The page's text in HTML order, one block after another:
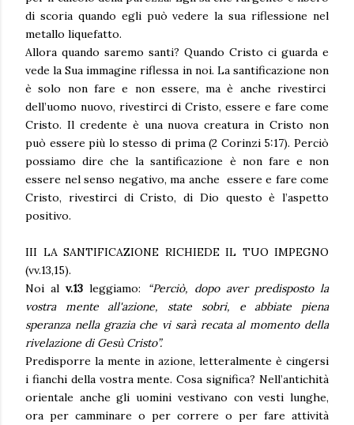
di scoria quando egli può vedere la sua riflessione nel
metallo liquefatto.
Allora quando saremo santi? Quando Cristo ci guarda e
vede la Sua immagine riflessa in noi. La santificazione non
è solo non fare e non essere, ma è anche rivestirci
dell’uomo nuovo, rivestirci di Cristo, essere e fare come
Cristo. Il credente è una nuova creatura in Cristo non
può essere più lo stesso di prima (2 Corinzi 5:17). Perciò
possiamo dire che la santificazione è non fare e non
essere nel senso negativo, ma anche essere e fare come
Cristo, rivestirci di Cristo, di Dio questo è l’aspetto
positivo.
III LA SANTIFICAZIONE RICHIEDE IL TUO IMPEGNO
(vv.13,15).
Noi alv.13 leggiamo:
“Perciò, dopo aver predisposto la
vostra mente all'azione, state sobri, e abbiate piena
speranza nella grazia che vi sarà recata al momento della
rivelazione di Gesù Cristo”.
Predisporre la mente in azione, letteralmente è cingersi
i fianchi della vostra mente. Cosa significa? Nell’antichità
orientale anche gli uomini vestivano con vesti lunghe,
ora per camminare o per correre o per fare attività